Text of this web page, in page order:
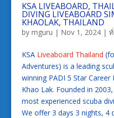
KSA LIVEABOARD,
DIVING LIVEABOARD
KHAOLAK, THAILAND
by mguru | Nov 1, 2024|
KSA Liveaboard Thailand
Adventures) is a leading
winning PADI 5 Star
Khao Lak. Founded in
most experienced scuba
We offer 3 days 3 nights, 4